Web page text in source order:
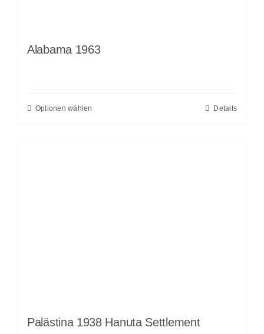
Alabama 1963
Optionen wählen Details
Palästina 1938 Hanuta Settlement